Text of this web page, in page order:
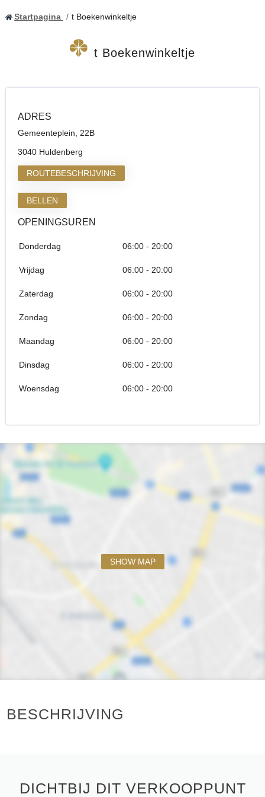
Startpagina t Boekenwinkeltje
t Boekenwinkeltje
ADRES
Gemeenteplein, 22B
3040 Huldenberg
ROUTEBESCHRIJVING
BELLEN
OPENINGSUREN
Donderdag 06:00 - 20:00
Vrijdag 06:00 - 20:00
Zaterdag 06:00 - 20:00
Zondag 06:00 - 20:00
Maandag 06:00 - 20:00
Dinsdag 06:00 - 20:00
Woensdag 06:00 - 20:00
SHOW MAP
BESCHRIJVING
DICHTBIJ DIT VERKOOPPUNT